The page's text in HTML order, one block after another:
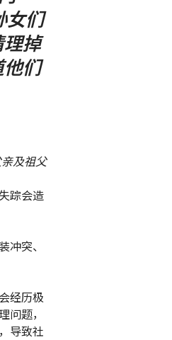
女们
掉
们
及祖父
踪会造
突、
经历极
题，
导致社